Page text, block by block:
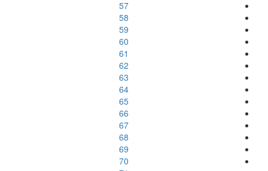
57
58
59
60
61
62
63
64
65
66
67
68
69
70